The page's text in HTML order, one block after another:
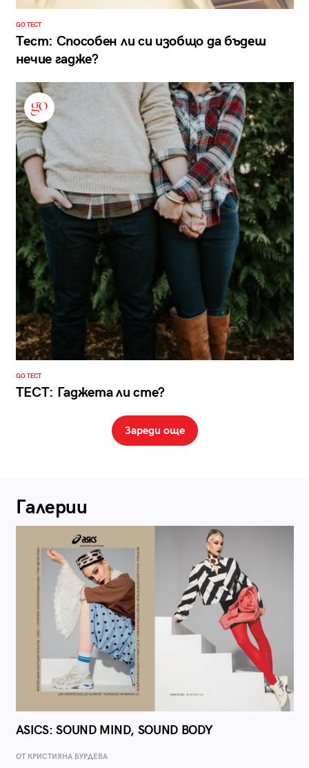
GO ТЕСТ
Тест: Способен ли си изобщо да бъдеш
нечие гадже?
GO ТЕСТ
ТЕСТ: Гаджета ли сте?
Зареди още
Галерии
ASICS: SOUND MIND, SOUND BODY
ОТ КРИСТИЯНА БУРДЕВА